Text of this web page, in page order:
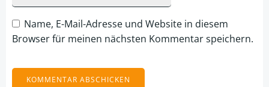
Name, E-Mail-Adresse und Website in diesem
Browser für meinen nächsten Kommentar speichern.